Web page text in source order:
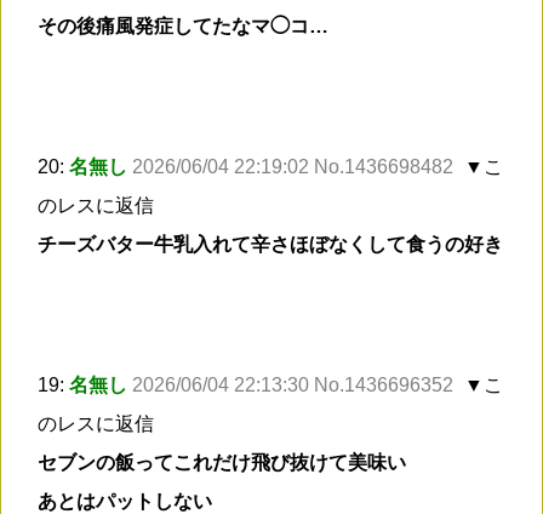
その後痛風発症してたなマ◯コ…
20: 名無し 2026/06/04 22:19:02 No.1436698482
▼こ
のレスに返信
チーズバター牛乳入れて辛さほぼなくして食うの好き
19: 名無し 2026/06/04 22:13:30 No.1436696352
▼こ
のレスに返信
セブンの飯ってこれだけ飛び抜けて美味い
あとはパットしない